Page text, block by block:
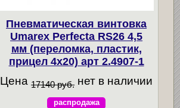
Пневматическая винтовка
Umarex Perfecta RS26 4,5
мм (переломка, пластик,
прицел 4x20) арт 2.4907-1
Цена 17140 руб. нет в наличии
распродажа